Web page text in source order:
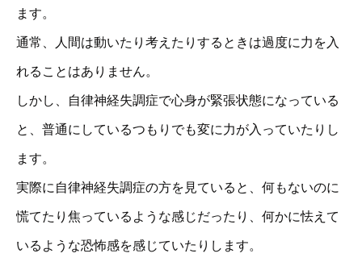
ます。
通常、人間は動いたり考えたりするときは過度に力を入
れることはありません。
しかし、自律神経失調症で心身が緊張状態になっている
と、普通にしているつもりでも変に力が入っていたりし
ます。
実際に自律神経失調症の方を見ていると、何もないのに
慌てたり焦っているような感じだったり、何かに怯えて
いるような恐怖感を感じていたりします。